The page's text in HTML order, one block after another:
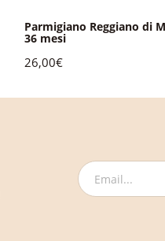
Parmigiano Reggiano di
36 mesi
26,00€